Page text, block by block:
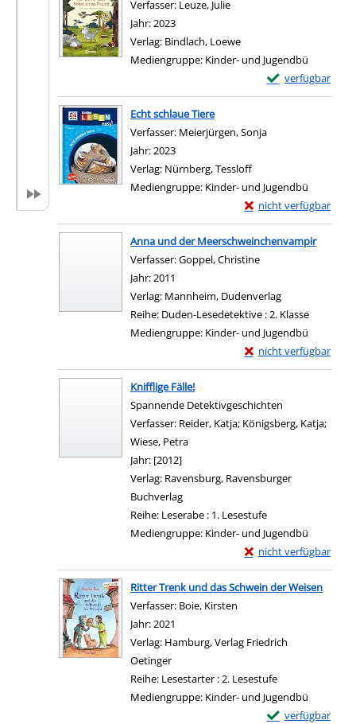
Verfasser: Leuze, Julie
Jahr:2023
Verlag: Bindlach, Loewe
Mediengruppe: Kinder- und Jugendbü
verfügbar
Exemplar-
Zum Download
Echt schlaue Tiere
Verfasser: Meierjürgen, Sonja
Jahr:2023
Verlag: Nürnberg, Tessloff
Mediengruppe: Kinder- und Jugendbü
nicht verfügbar
Exemplar-Details von
Zum Download von
Anna und der Meerschweinchenvampir
Verfasser:Goppel, Christine
Jahr:2011
Verlag: Mannheim, Dudenverlag
Reihe: Duden-Lesedetektive : 2. Klasse
Mediengruppe: Kinder- und Jugendbü
nicht verfügbar
Exemplar-Details von
Zum Download von
Knifflige Fälle!
Spannende Detektivgeschichten
Verfasser: Reider, Katja; Königsberg, Katja;
Wiese, Petra
Jahr: [2012]
Verlag: Ravensburg, Ravensburger
Buchverlag
Reihe: Leserabe : 1. Lesestufe
Mediengruppe: Kinder- und Jugendbü
nicht verfügbar
Exemplar-Details von
Zum Download von
Ritter Trenk und das Schwein der Weisen
Verfasser: Boie, Kirsten
Jahr:2021
Verlag: Hamburg, Verlag Friedrich
Oetinger
Reihe: Lesestarter : 2. Lesestufe
Mediengruppe: Kinder- und Jugendbü
verfügbar
Exemplar-Details